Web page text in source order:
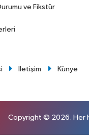
ve Fikstür
İletişim Künye
Copyright © 2026. Her